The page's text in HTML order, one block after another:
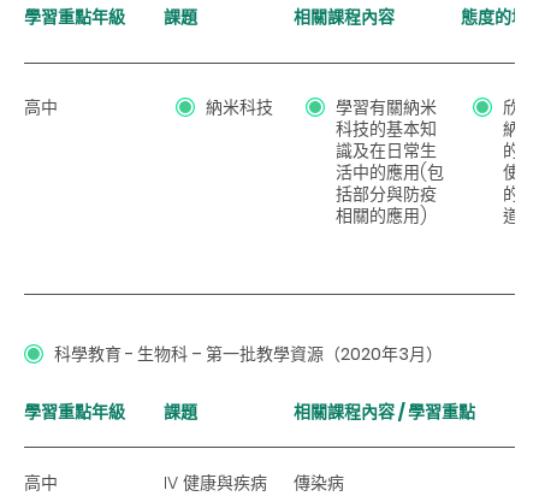
學習重點年級 課題 相關課程內容 態度的培
高中 納米科技
學習有關納米
科技的基本知
識及在日常生
活中的應用(包
括部分與防疫
相關的應用)
欣
納
的
使
的
道
科學教育 - 生物科 – 第一批教學資源（2020年3月）
學習重點年級 課題 相關課程內容 / 學習重點
高中 IV 健康與疾病 傳染病